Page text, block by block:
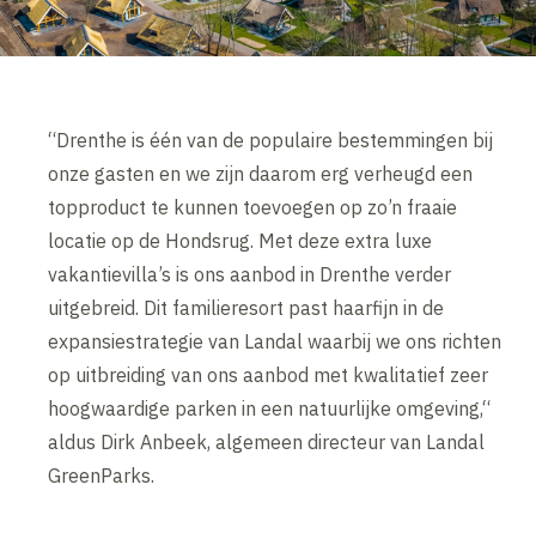
“Drenthe is één van de populaire bestemmingen bij
onze gasten en we zijn daarom erg verheugd een
topproduct te kunnen toevoegen op zo’n fraaie
locatie op de Hondsrug. Met deze extra luxe
vakantievilla’s is ons aanbod in Drenthe verder
uitgebreid. Dit familieresort past haarfijn in de
expansiestrategie van Landal waarbij we ons richten
op uitbreiding van ons aanbod met kwalitatief zeer
hoogwaardige parken in een natuurlijke omgeving,“
aldus Dirk Anbeek, algemeen directeur van Landal
GreenParks.